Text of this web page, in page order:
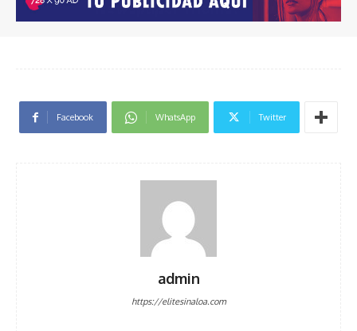
Facebook WhatsApp Twitter
admin
https://elitesinaloa.com